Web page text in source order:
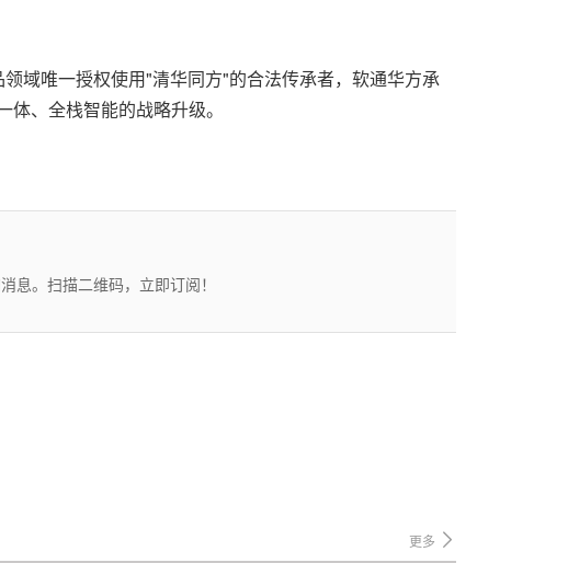
域唯一授权使用"清华同方"的合法传承者，软通华方承
、全栈智能的战略升级。
息。扫描二维码，立即订阅！
更多